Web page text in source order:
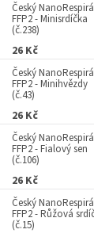
Český
FFP2 - Minisrdíčka
(č.238)
26 Kč
Český
FFP2 - Minihvězdy
(č.43)
26 Kč
Český
FFP2 - Fialový sen
(č.106)
26 Kč
Český
FFP2 - Růžová
(č.15)